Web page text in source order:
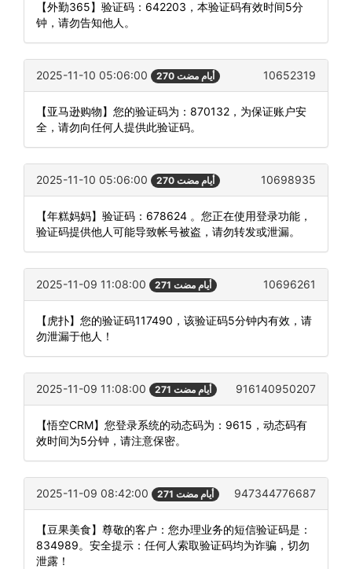
【外勤365】验证码：642203，本验证码有效时间5分
钟，请勿告知他人。
2025-11-10 05:06:00 270 أيام مضت 10652319
【亚马逊购物】您的验证码为：870132，为保证账户安
全，请勿向任何人提供此验证码。
2025-11-10 05:06:00 270 أيام مضت 10698935
【年糕妈妈】验证码：678624 。您正在使用登录功能，
验证码提供他人可能导致帐号被盗，请勿转发或泄漏。
2025-11-09 11:08:00 271 أيام مضت 10696261
【虎扑】您的验证码117490，该验证码5分钟内有效，请
勿泄漏于他人！
2025-11-09 11:08:00 271 أيام مضت 916140950207
【悟空CRM】您登录系统的动态码为：9615，动态码有
效时间为5分钟，请注意保密。
2025-11-09 08:42:00 271 أيام مضت 947344776687
【豆果美食】尊敬的客户：您办理业务的短信验证码是：
834989。安全提示：任何人索取验证码均为诈骗，切勿
泄露！